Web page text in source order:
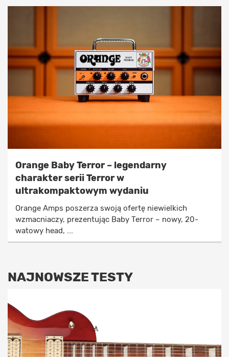
Orange Baby Terror – legendarny
charakter serii Terror w
ultrakompaktowym wydaniu
Orange Amps poszerza swoją ofertę niewielkich
wzmacniaczy, prezentując Baby Terror – nowy, 20-
watowy head, ...
NAJNOWSZE TESTY